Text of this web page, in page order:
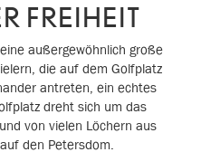
FREIHEIT
außergewöhnlich große
die auf dem Golfplatz
antreten, ein echtes
dreht sich um das
von vielen Löchern aus
den Petersdom.